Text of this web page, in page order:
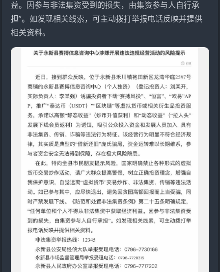
益。因参与非法集资受到的损失，由集资参与人自行承
担”。如发现相关线索，可主动拨打举报电话反映并提供
相关资料。